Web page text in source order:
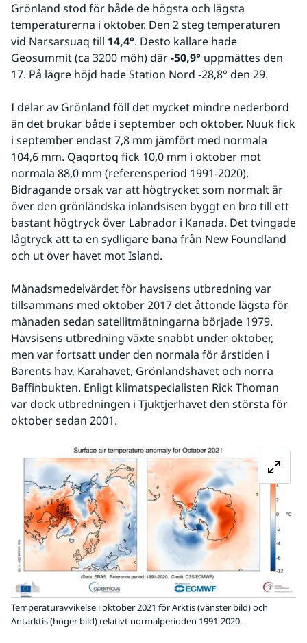
Grönland stod för både de högsta och lägsta
temperaturerna i oktober. Den 2 steg temperaturen
vid Narsarsuaq till 14,4°. Desto kallare hade
Geosummit (ca 3200 möh) där -50,9° uppmättes den
17. På lägre höjd hade Station Nord -28,8° den 29.
I delar av Grönland föll det mycket mindre nederbörd
än det brukar både i september och oktober. Nuuk fick
i september endast 7,8 mm jämfört med normala
104,6 mm. Qaqortoq fick 10,0 mm i oktober mot
normala 88,0 mm (referensperiod 1991-2020).
Bidragande orsak var att högtrycket som normalt är
över den grönländska inlandsisen byggt en bro till ett
bastant högtryck över Labrador i Kanada. Det tvingade
lågtryck att ta en sydligare bana från New Foundland
och ut över havet mot Island.
Månadsmedelvärdet för havsisens utbredning var
tillsammans med oktober 2017 det åttonde lägsta för
månaden sedan satellitmätningarna började 1979.
Havsisens utbredning växte snabbt under oktober,
men var fortsatt under den normala för årstiden i
Barents hav, Karahavet, Grönlandshavet och norra
Baffinbukten. Enligt klimatspecialisten Rick Thoman
var dock utbredningen i Tjuktjerhavet den största för
oktober sedan 2001.
Temperaturavvikelse i oktober 2021 för Arktis (vänster bild) och
Antarktis (höger bild) relativt normalperioden 1991-2020.